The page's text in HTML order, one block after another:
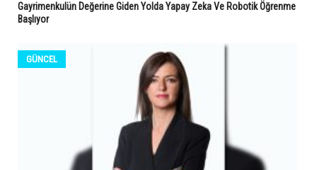
Gayrimenkulün Değerine Giden Yolda Yapay Zeka Ve Robotik Öğrenme
Başlıyor
GÜNCEL